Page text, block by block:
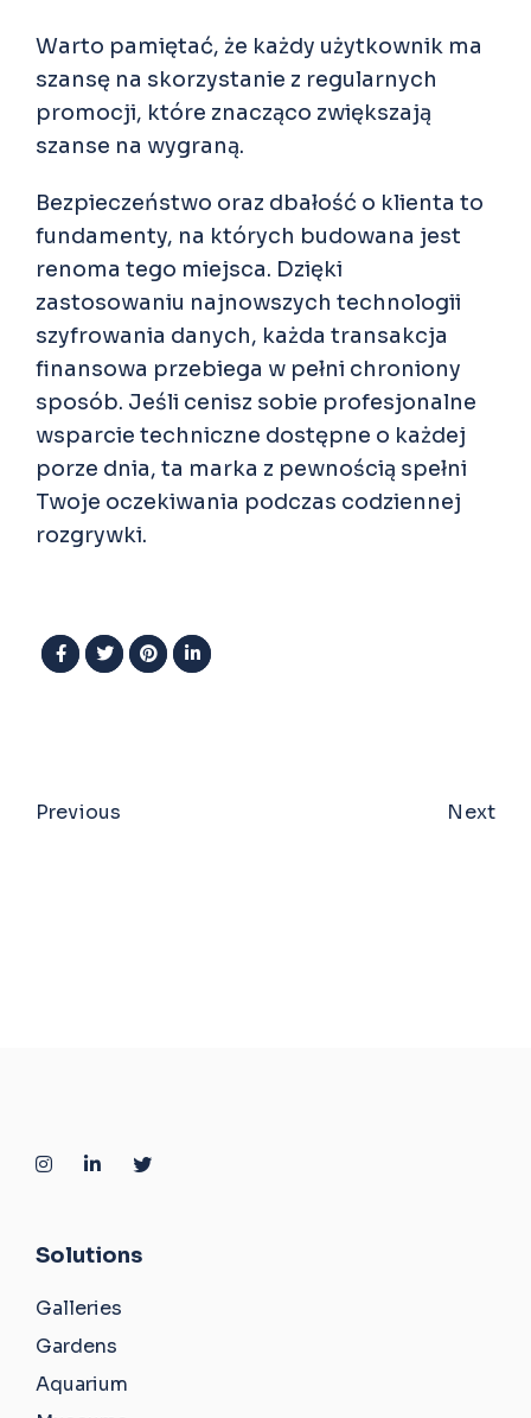
Warto pamiętać, że każdy użytkownik ma
szansę na skorzystanie z regularnych
promocji, które znacząco zwiększają
szanse na wygraną.
Bezpieczeństwo oraz dbałość o klienta to
fundamenty, na których budowana jest
renoma tego miejsca. Dzięki
zastosowaniu najnowszych technologii
szyfrowania danych, każda transakcja
finansowa przebiega w pełni chroniony
sposób. Jeśli cenisz sobie profesjonalne
wsparcie techniczne dostępne o każdej
porze dnia, ta marka z pewnością spełni
Twoje oczekiwania podczas codziennej
rozgrywki.
Previous Next
Solutions
Galleries
Gardens
Aquarium